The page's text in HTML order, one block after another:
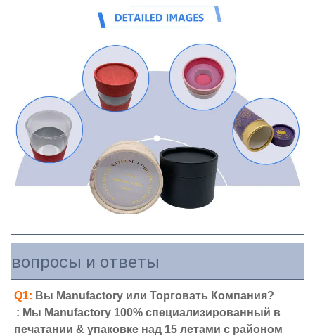
вопросы и ответы
Q1: Вы Manufactory или Торговать Компания?
: Мы Manufactory 100% специализированный в
печатании & упаковке над 15 летами с районом